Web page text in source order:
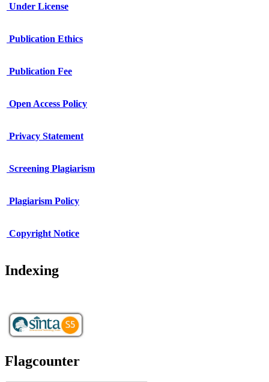
Under License
Publication Ethics
Publication Fee
Open Access Policy
Privacy Statement
Screening Plagiarism
Plagiarism Policy
Copyright Notice
Indexing
Flagcounter